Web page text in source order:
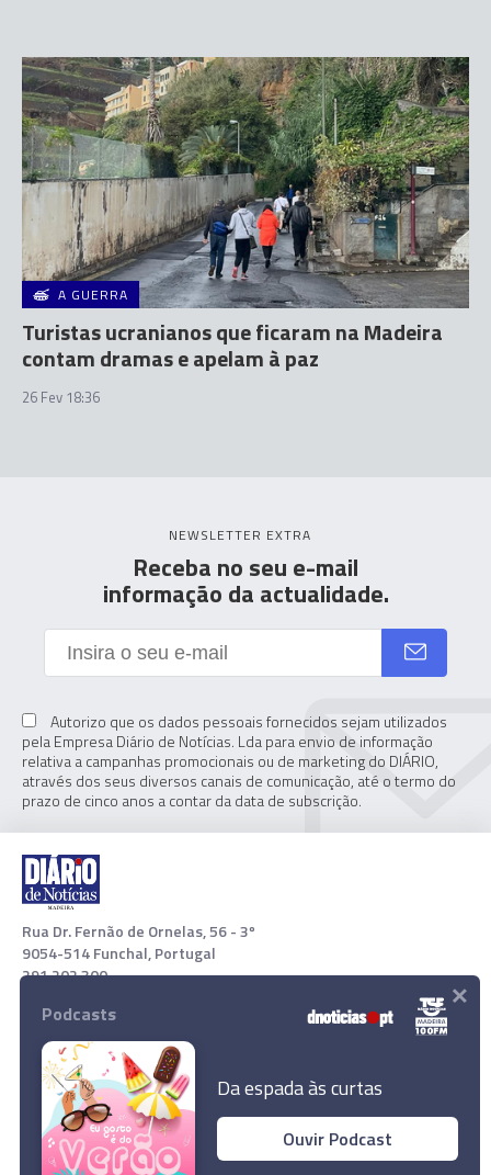
A GUERRA
Turistas ucranianos que ficaram na Madeira
contam dramas e apelam à paz
26 Fev 18:36
NEWSLETTER EXTRA
Receba no seu e-mail
informação da actualidade.
Autorizo que os dados pessoais fornecidos sejam utilizados
pela Empresa Diário de Notícias. Lda para envio de informação
relativa a campanhas promocionais ou de marketing do DIÁRIO,
através dos seus diversos canais de comunicação, até o termo do
prazo de cinco anos a contar da data de subscrição.
Rua Dr. Fernão de Ornelas, 56 - 3º
9054-514 Funchal, Portugal
291 202 300
Download App
Podcasts
Da espada às curtas
Ouvir Podcast
×